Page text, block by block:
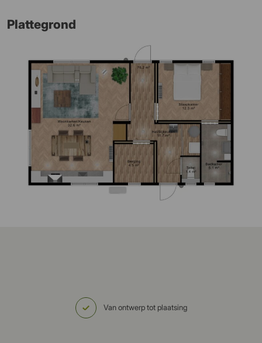
Plattegrond
Van ontwerp tot plaatsing